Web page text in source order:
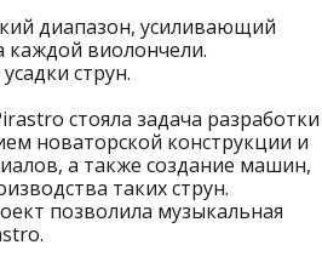
диапазон, усиливающий
каждой виолончели.
струн.
стояла задача разработки
новаторской конструкции и
а также создание машин,
таких струн.
позволила музыкальная